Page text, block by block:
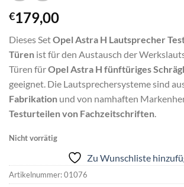
€179,00
Dieses SetOpel Astra H Lautsprecher
Türen ist für den Austausch der
Türen fürOpel Astra H fünftüriges
geeignet. Die Lautsprechersysteme sind
Fabrikation und von namhaften
Testurteilen von Fachzeitschriften.
Nicht vorrätig
Zu Wunschliste
Artikelnummer:01076